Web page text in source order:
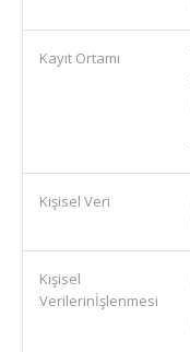
Kayıt Ortamı
Kişisel Veri
Kişisel
Verilerinİşlenmesi